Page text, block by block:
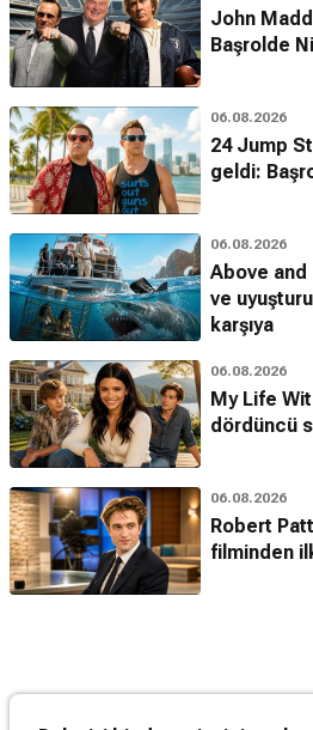
John
Başrolde
06.08.2026
24 Jump
geldi:
06.08.2026
Above and
ve
karşıya
06.08.2026
My Life
dördüncü
06.08.2026
Robert
filminden